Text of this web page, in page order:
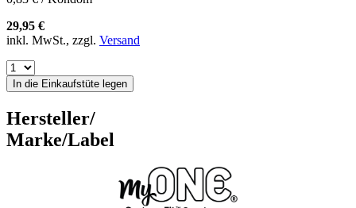
29,95 €
inkl. MwSt., zzgl. Versand
In die Einkaufstüte legen
Hersteller/
Marke/Label